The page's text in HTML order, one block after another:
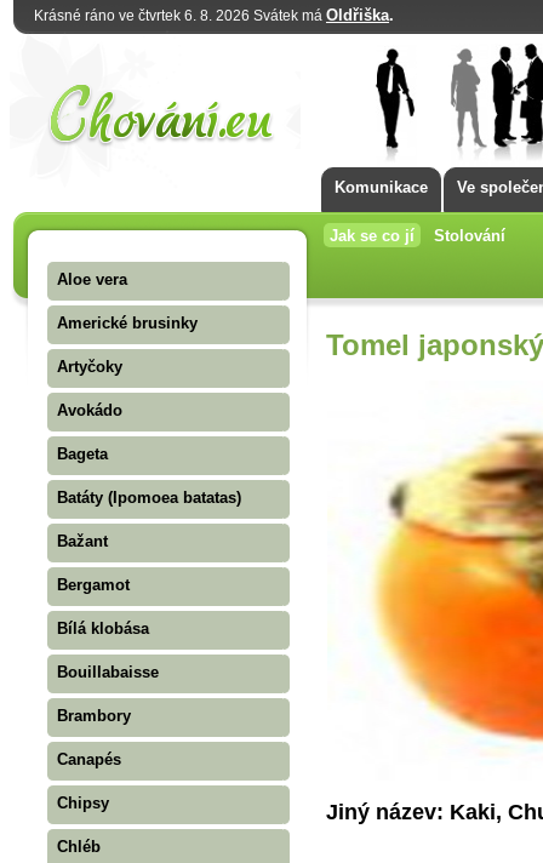
Krásné ráno ve čtvrtek 6. 8. 2026 Svátek má Oldřiška.
Komunikace Ve
Jak se co jí Stolování
Aloe vera
Americké brusinky
Artyčoky
Avokádo
Bageta
Batáty (Ipomoea batatas)
Bažant
Bergamot
Bílá klobása
Bouillabaisse
Brambory
Canapés
Chipsy
Chléb
Tomel
Jiný název: Kaki,